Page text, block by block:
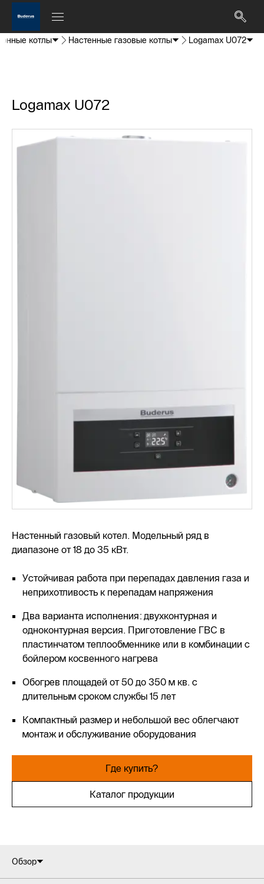
котлы Настенные газовые котлы Logamax U072
Logamax U072
Настенный газовый котел. Модельный ряд в
диапазоне от 18 до 35 кВт.
Устойчивая работа при перепадах давления газа и
неприхотливость к перепадам напряжения
Два варианта исполнения: двухконтурная и
одноконтурная версия. Приготовление ГВС в
пластинчатом теплообменнике или в комбинации с
бойлером косвенного нагрева
Обогрев площадей от 50 до 350 м кв. с
длительным сроком службы 15 лет
Компактный размер и небольшой вес облегчают
монтаж и обслуживание оборудования
Где купить?
Каталог продукции
Обзор